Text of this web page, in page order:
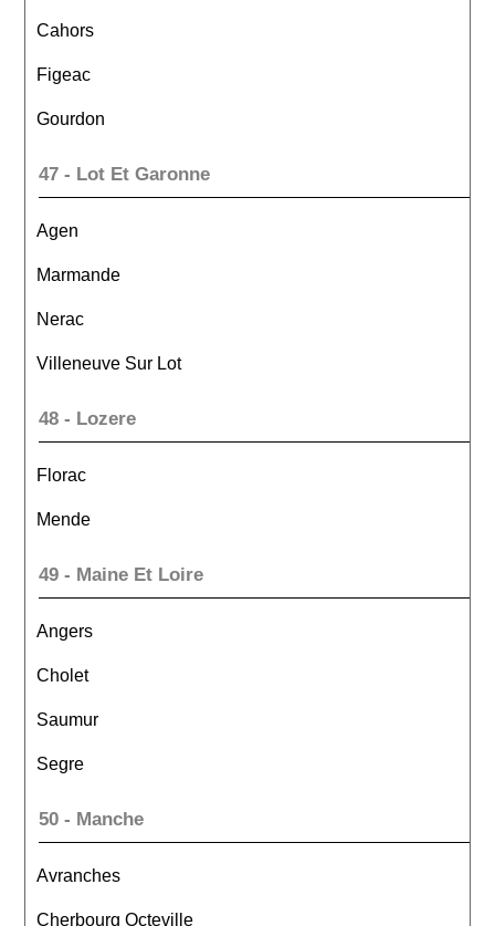
Cahors
Figeac
Gourdon
47 - Lot Et Garonne
Agen
Marmande
Nerac
Villeneuve Sur Lot
48 - Lozere
Florac
Mende
49 - Maine Et Loire
Angers
Cholet
Saumur
Segre
50 - Manche
Avranches
Cherbourg Octeville